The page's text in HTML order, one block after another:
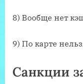
8) Вообще нет
9) По карте
Санкции